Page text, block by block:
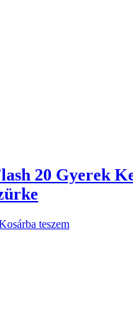
20 Gyerek
teszem